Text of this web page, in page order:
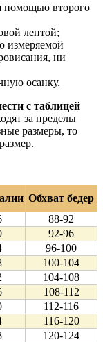
помощью второго
лентой;
измеряемой
ни
осанку.
с таблицей
за пределы
размеры, то
Обхват бедер
88-92
92-96
96-100
100-104
104-108
108-112
112-116
116-120
120-124